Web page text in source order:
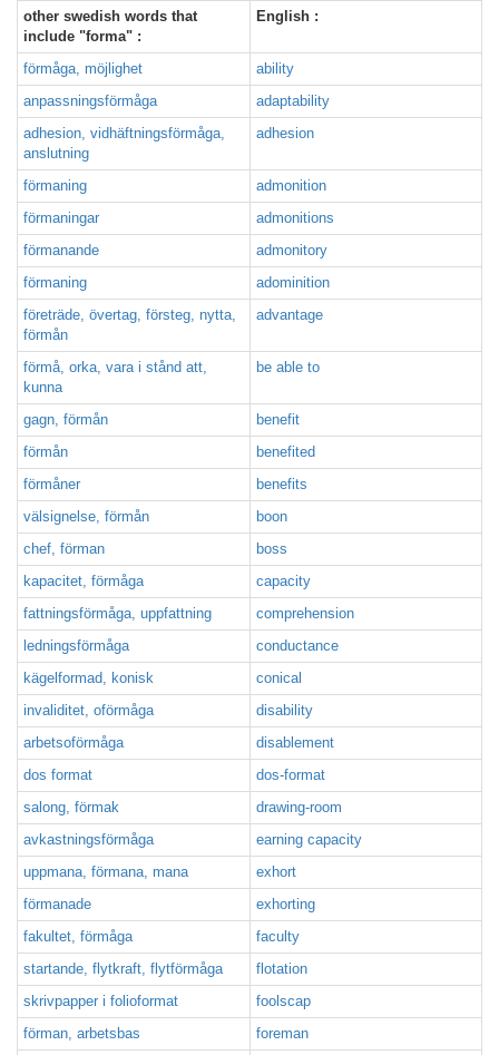
other swedish words that
include "forma" :
English :
förmåga, möjlighet
ability
anpassningsförmåga
adaptability
adhesion, vidhäftningsförmåga,
anslutning
adhesion
förmaning
admonition
förmaningar
admonitions
förmanande
admonitory
förmaning
adominition
företräde, övertag, försteg, nytta,
förmån
advantage
förmå, orka, vara i stånd att,
kunna
be able to
gagn, förmån
benefit
förmån
benefited
förmåner
benefits
välsignelse, förmån
boon
chef, förman
boss
kapacitet, förmåga
capacity
fattningsförmåga, uppfattning
comprehension
ledningsförmåga
conductance
kägelformad, konisk
conical
invaliditet, oförmåga
disability
arbetsoförmåga
disablement
dos format
dos-format
salong, förmak
drawing-room
avkastningsförmåga
earning capacity
uppmana, förmana, mana
exhort
förmanade
exhorting
fakultet, förmåga
faculty
startande, flytkraft, flytförmåga
flotation
skrivpapper i folioformat
foolscap
förman, arbetsbas
foreman